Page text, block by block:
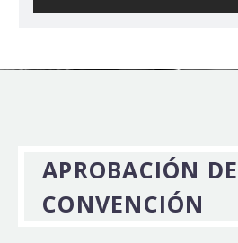
APROBACIÓN
CONVENCIÓN